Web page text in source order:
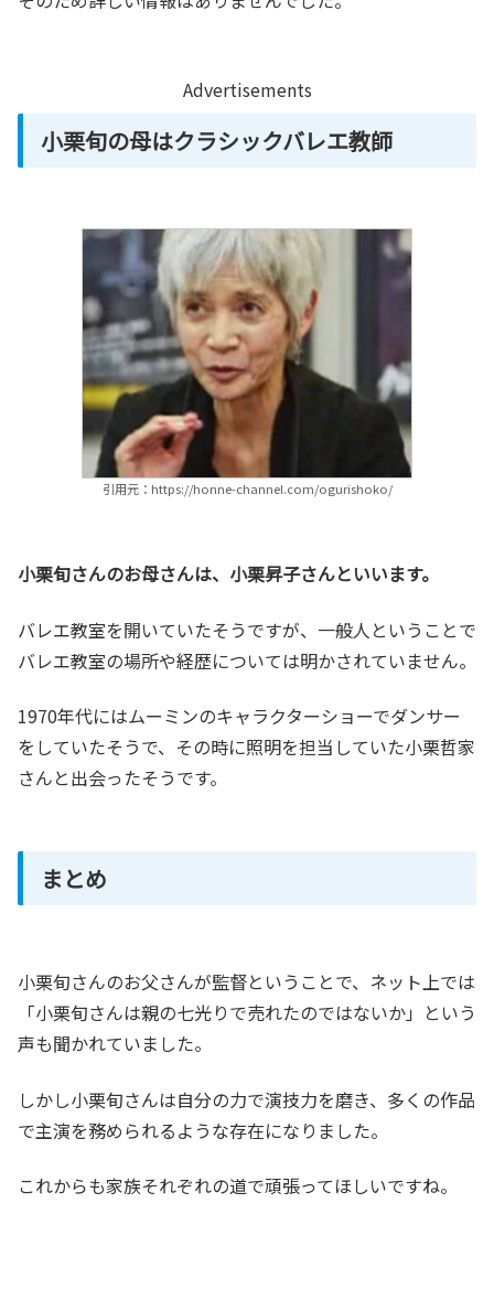
Advertisements
小栗旬の母はクラシックバレエ教師
引用元：https://honne-channel.com/ogurishoko/
小栗旬さんのお母さんは、小栗昇子さんといいます。
バレエ教室を開いていたそうですが、一般人ということで
バレエ教室の場所や経歴については明かされていません。
1970年代にはムーミンのキャラクターショーでダンサー
をしていたそうで、その時に照明を担当していた小栗哲家
さんと出会ったそうです。
まとめ
小栗旬さんのお父さんが監督ということで、ネット上では
「小栗旬さんは親の七光りで売れたのではないか」という
声も聞かれていました。
しかし小栗旬さんは自分の力で演技力を磨き、多くの作品
で主演を務められるような存在になりました。
これからも家族それぞれの道で頑張ってほしいですね。